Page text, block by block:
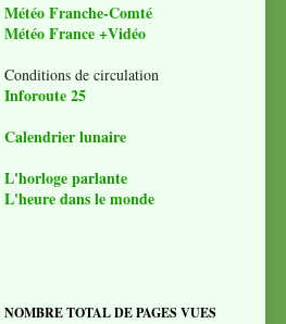
Météo Franche-Comté
Météo France +Vidéo
Conditions de circulation
Inforoute 25
Calendrier lunaire
L'horloge parlante
L'heure dans le monde
NOMBRE TOTAL DE PAGES VUES